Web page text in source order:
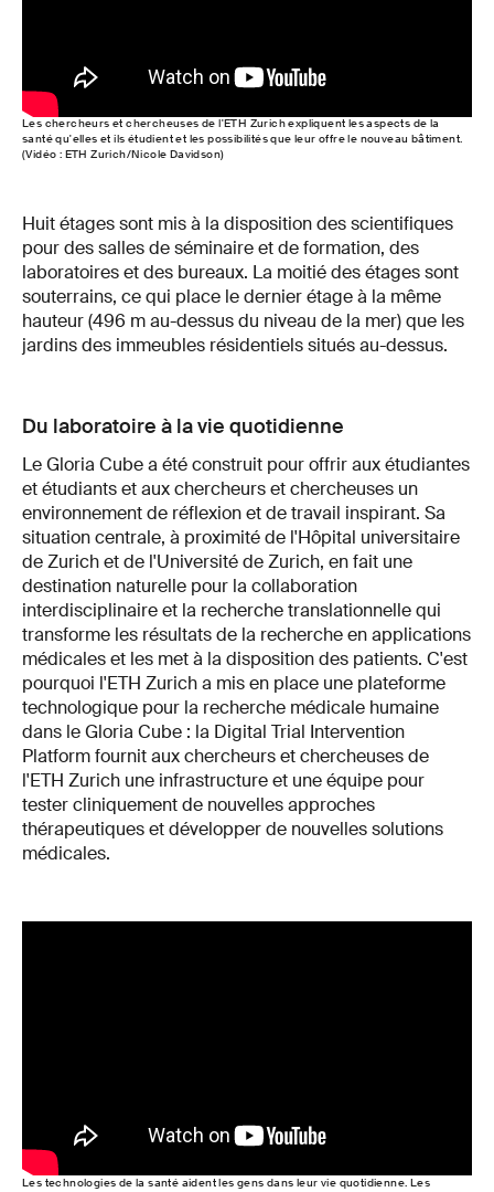
Les chercheurs et chercheuses de l'ETH Zurich expliquent les aspects de la
santé qu'elles et ils étudient et les possibilités que leur offre le nouveau bâtiment.
(Vidéo : ETH Zurich/Nicole Davidson)
Huit étages sont mis à la disposition des scientifiques
pour des salles de séminaire et de formation, des
laboratoires et des bureaux. La moitié des étages sont
souterrains, ce qui place le dernier étage à la même
hauteur (496 m au-dessus du niveau de la mer) que les
jardins des immeubles résidentiels situés au-dessus.
Du laboratoire à la vie quotidienne
Le Gloria Cube a été construit pour offrir aux étudiantes
et étudiants et aux chercheurs et chercheuses un
environnement de réflexion et de travail inspirant. Sa
situation centrale, à proximité de l'Hôpital universitaire
de Zurich et de l'Université de Zurich, en fait une
destination naturelle pour la collaboration
interdisciplinaire et la recherche translationnelle qui
transforme les résultats de la recherche en applications
médicales et les met à la disposition des patients. C'est
pourquoi l'ETH Zurich a mis en place une plateforme
technologique pour la recherche médicale humaine
dans le Gloria Cube : la Digital Trial Intervention
Platform fournit aux chercheurs et chercheuses de
l'ETH Zurich une infrastructure et une équipe pour
tester cliniquement de nouvelles approches
thérapeutiques et développer de nouvelles solutions
médicales.
Les technologies de la santé aident les gens dans leur vie quotidienne. Les